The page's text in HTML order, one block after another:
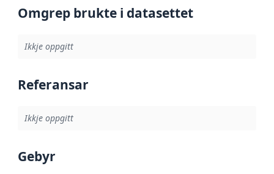
Omgrep brukte i datasettet
Ikkje oppgitt
Referansar
Ikkje oppgitt
Gebyr